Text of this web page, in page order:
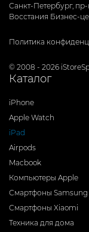
Санкт-Петербург, пр-
Восстания Бизнес-
Политика
© 2008 - 2026
Каталог
iPhone
Apple Watch
iPad
Airpods
Macbook
Компьютеры Apple
Смартфоны Samsung
Смартфоны Xiaomi
Техника для дома